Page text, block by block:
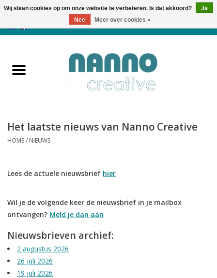
Producten
Nieuws
Laatste Kans
Cadeaubonnen
Nanno Blog
Het laatste nieuws van Nanno Creative
HOME/ NIEUWS
Lees de actuele nieuwsbrief hier
Wil je de volgende keer de nieuwsbrief in je mailbox
ontvangen? Meld je dan aan
Nieuwsbrieven archief:
2 augustus 2026
26 juli 2026
19 juli 2026
Wij slaan cookies op om onze website te verbeteren. Is dat akkoord?
Ja
Nee
Meer over cookies »